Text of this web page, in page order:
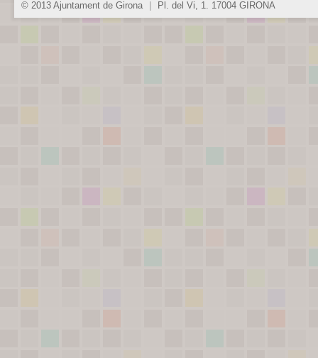
© 2013 Ajuntament de Girona Pl. del Vi, 1. 17004 GIRONA